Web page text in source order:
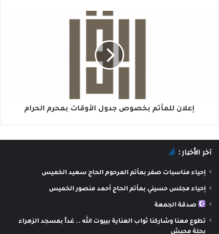
إعلان للمأتم بخصوص جدول الأوقات بمحرم الحرام
آخر الأخبار :
إحياء مناسبات صفر بمأتم المرحوم الحاج سعيد الخميس
إحياء مجلس حسيني بمأتم الحاج أحمد منصور الخميس
صدقة الجمعة
تطوع معنا وشاركنا ثواب العناية بييوت الله .. غداً بمسجد الزهراء
بحلة محيش